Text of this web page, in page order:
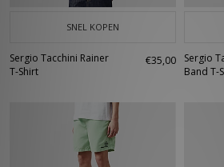
SNEL KOPEN
Sergio Tacchini Rainer
T-Shirt
€35,00
Sergio
Band T-